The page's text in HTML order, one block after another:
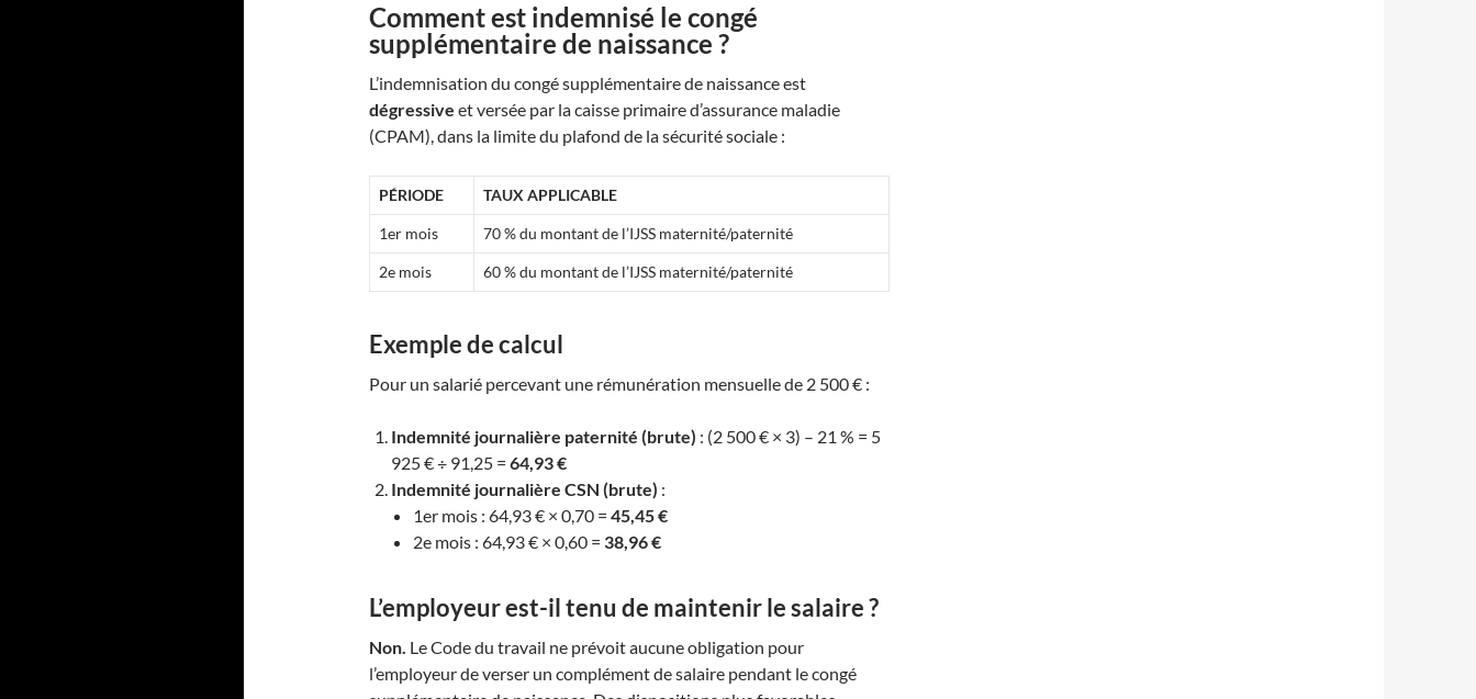
Comment est indemnisé le congé
supplémentaire de naissance ?
L’indemnisation du congé supplémentaire de naissance est
dégressive et versée par la caisse primaire d’assurance maladie
(CPAM), dans la limite du plafond de la sécurité sociale :
PÉRIODE TAUX APPLICABLE
1er mois 70 % du montant de l’IJSS maternité/paternité
2e mois 60 % du montant de l’IJSS maternité/paternité
Exemple de calcul
Pour un salarié percevant une rémunération mensuelle de 2 500 € :
Indemnité journalière paternité (brute) : (2 500 € × 3) – 21 % = 5
925 € ÷ 91,25 = 64,93 €
Indemnité journalière CSN (brute) :
1er mois : 64,93 € × 0,70 = 45,45 €
2e mois : 64,93 € × 0,60 = 38,96 €
L’employeur est-il tenu de maintenir le salaire ?
Non. Le Code du travail ne prévoit aucune obligation pour
l’employeur de verser un complément de salaire pendant le congé